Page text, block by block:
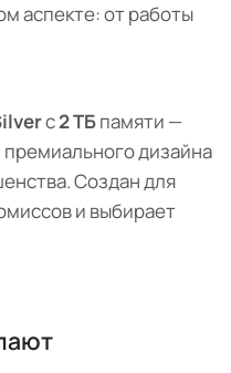
аспекте: от работы
с2 ТБпамяти —
дизайна
Создан для
и выбирает